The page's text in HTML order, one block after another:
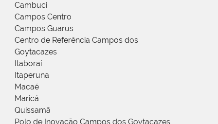
Cambuci
Campos Centro
Campos Guarus
Centro de Referência Campos dos
Goytacazes
Itaboraí
Itaperuna
Macaé
Maricá
Quissamã
Polo de Inovação Campos dos Goytacazes